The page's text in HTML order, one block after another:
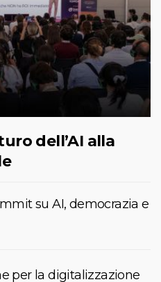
dell’AI alla
su AI, democrazia e
per la digitalizzazione